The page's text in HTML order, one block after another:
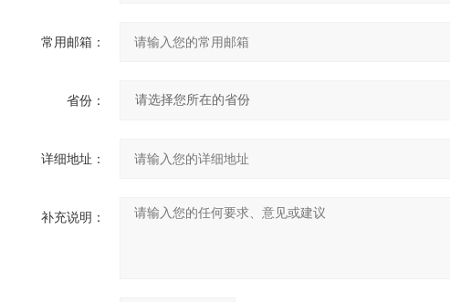
常用邮箱：
省份：
详细地址：
补充说明：